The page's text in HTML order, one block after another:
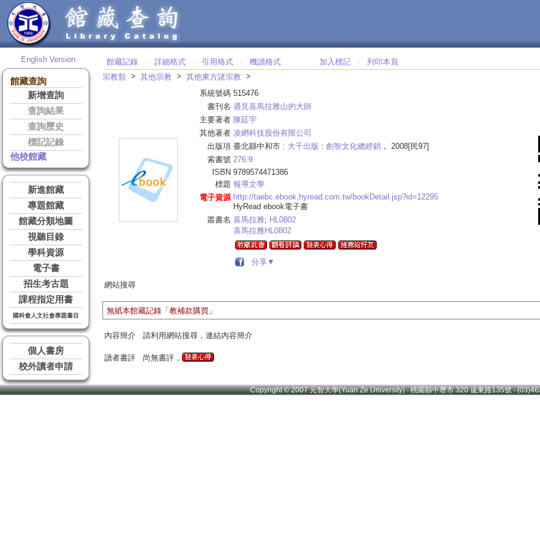
English Version
館藏查詢
新增查詢
查詢結果
查詢歷史
標記記錄
他校館藏
新進館藏
專題館藏
館藏分類地圖
視聽目錄
學科資源
電子書
招生考古題
課程指定用書
國科會人文社會專題書目
個人書房
校外讀者申請
館藏記錄 ‧ 詳細格式 ‧ 引用格式 ‧ 機讀格式 加入標記 ‧
列印本頁
宗教類 > 其他宗教 > 其他東方諸宗教 >
系統號碼 515476
書刊名 遇見喜馬拉雅山的大師
主要著者 陳廷宇
其他著者 凌網科技股份有限公司
出版項 臺北縣中和市 : 大千出版 : 創智文化總經銷 ， 2008[民97]
索書號 276.9
ISBN 9789574471386
標題 報導文學
電子資源 http://taebc.ebook.hyread.com.tw/bookDetail.jsp?id=12295
HyRead ebook電子書
叢書名 喜馬拉雅; HL0802
喜馬拉雅HL0802
分享▼
網站搜尋
無紙本館藏記錄「教補款購買」
內容簡介 請利用網站搜尋，連結內容簡介
讀者書評 尚無書評，
Copyright © 2007 元智大學(Yuan Ze University) ‧ 桃園縣中壢市 320 遠東路135號 ‧